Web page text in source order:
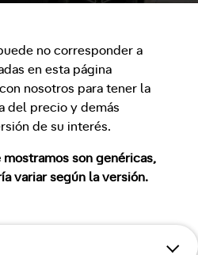
no corresponder a
en esta página
nosotros para tener la
del precio y demás
de su interés.
mostramos son genéricas,
variar según la versión.